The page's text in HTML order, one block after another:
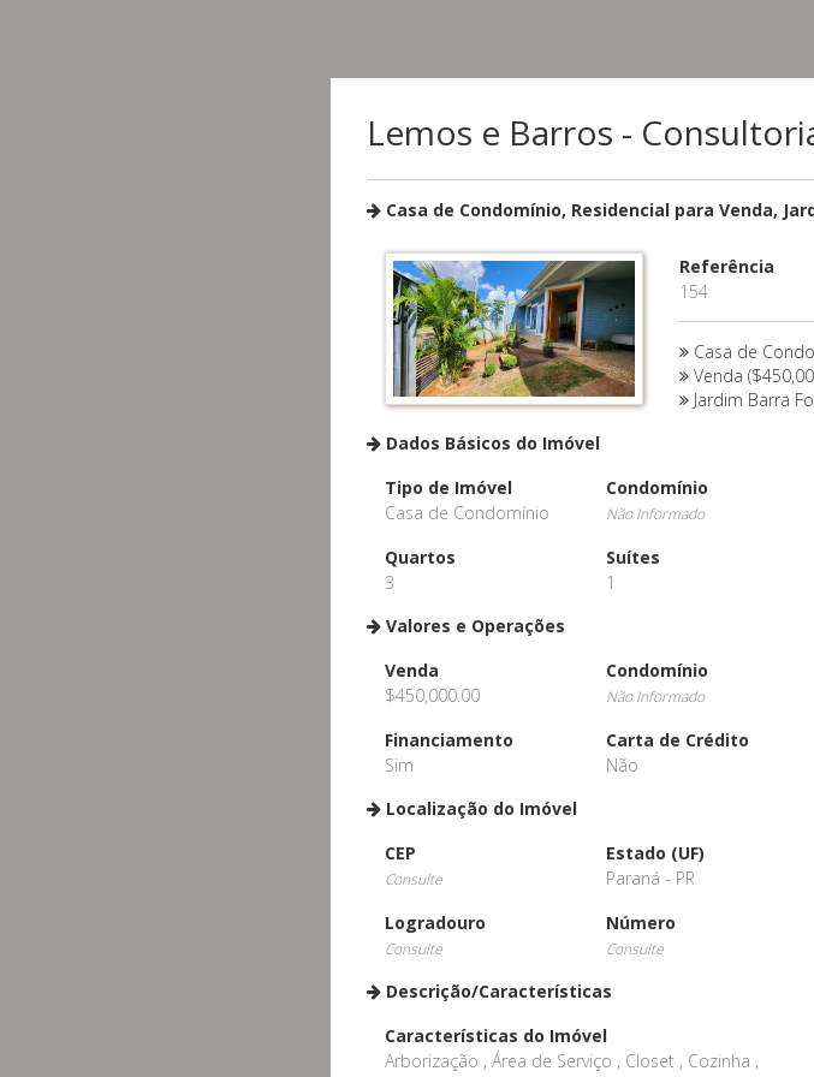
Lemos e Barros -
Casa de Condomínio, Residencial para Venda,
Referência
154
Casa de
Venda
Jardim Barra
Dados Básicos do Imóvel
Tipo de Imóvel
Casa de Condomínio
Condomínio
Não Informado
Quartos
3
Suítes
1
Valores e Operações
Venda
$450,000.00
Condomínio
Não Informado
Financiamento
Sim
Carta de Crédito
Não
Localização do Imóvel
CEP
Consulte
Estado (UF)
Paraná - PR
Logradouro
Consulte
Número
Consulte
Descrição/Características
Características do Imóvel
Arborização , Área de Serviço , Closet , Cozinha ,